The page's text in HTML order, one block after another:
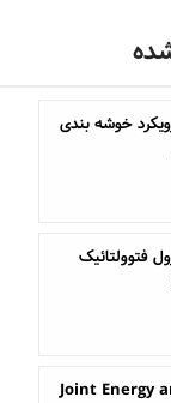
شناسایی کمپلکس ‎های پروتئینی با رویکرد خوشه ‎بندی
فتوولتائیک
Joint Energy